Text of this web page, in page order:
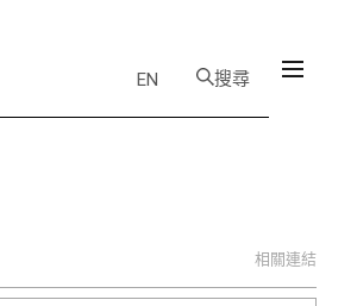
EN 搜尋
相關連結